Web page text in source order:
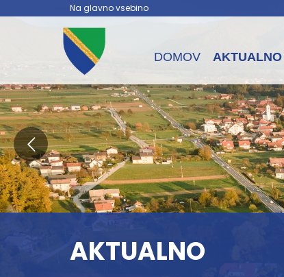
Na glavno vsebino
DOMOV AKTUALNO
AKTUALNO